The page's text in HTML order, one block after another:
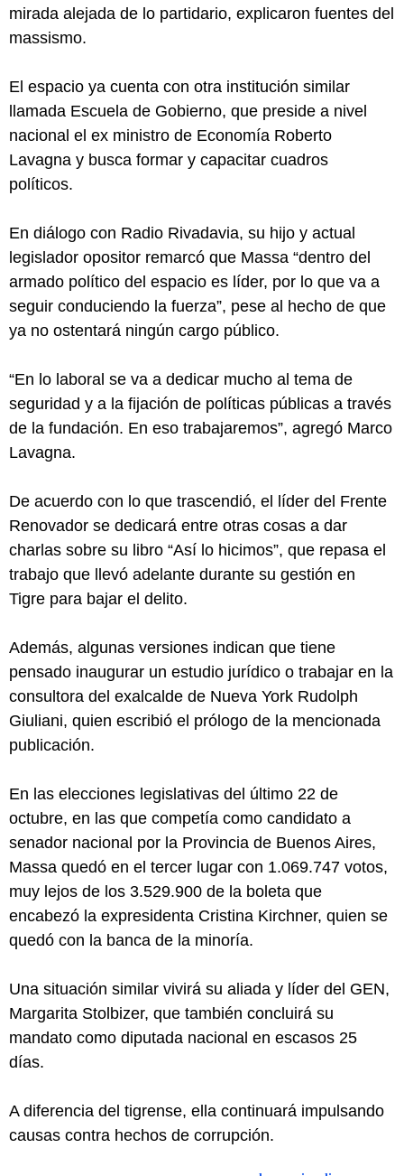
mirada alejada de lo partidario, explicaron fuentes del
massismo.
El espacio ya cuenta con otra institución similar
llamada Escuela de Gobierno, que preside a nivel
nacional el ex ministro de Economía Roberto
Lavagna y busca formar y capacitar cuadros
políticos.
En diálogo con Radio Rivadavia, su hijo y actual
legislador opositor remarcó que Massa “dentro del
armado político del espacio es líder, por lo que va a
seguir conduciendo la fuerza”, pese al hecho de que
ya no ostentará ningún cargo público.
“En lo laboral se va a dedicar mucho al tema de
seguridad y a la fijación de políticas públicas a través
de la fundación. En eso trabajaremos”, agregó Marco
Lavagna.
De acuerdo con lo que trascendió, el líder del Frente
Renovador se dedicará entre otras cosas a dar
charlas sobre su libro “Así lo hicimos”, que repasa el
trabajo que llevó adelante durante su gestión en
Tigre para bajar el delito.
Además, algunas versiones indican que tiene
pensado inaugurar un estudio jurídico o trabajar en la
consultora del exalcalde de Nueva York Rudolph
Giuliani, quien escribió el prólogo de la mencionada
publicación.
En las elecciones legislativas del último 22 de
octubre, en las que competía como candidato a
senador nacional por la Provincia de Buenos Aires,
Massa quedó en el tercer lugar con 1.069.747 votos,
muy lejos de los 3.529.900 de la boleta que
encabezó la expresidenta Cristina Kirchner, quien se
quedó con la banca de la minoría.
Una situación similar vivirá su aliada y líder del GEN,
Margarita Stolbizer, que también concluirá su
mandato como diputada nacional en escasos 25
días.
A diferencia del tigrense, ella continuará impulsando
causas contra hechos de corrupción.